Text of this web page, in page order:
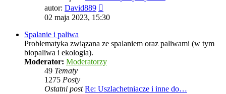
autor: David889
najnowszy
02 maja 2023, 15:30
Spalanie i paliwa
Problematyka związana ze spalaniem oraz paliwami (w tym
biopaliwa i ekologia).
Moderator: Moderatorzy
49 Tematy
1275 Posty
Ostatni post Re: Uszlachetniacze i inne do…